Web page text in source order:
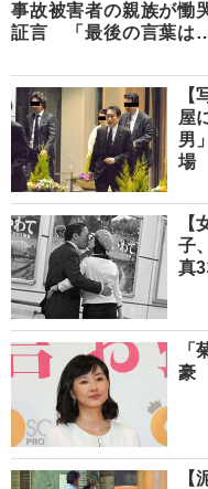
事故被害者の親族が慟
証言 「最後の言葉は…
屋
男
場
子
真3
豪